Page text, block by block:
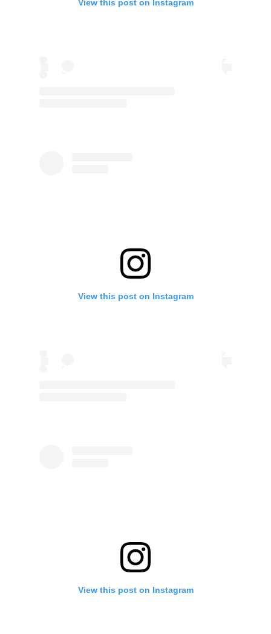
View this post on Instagram
View this post on Instagram
View this post on Instagram